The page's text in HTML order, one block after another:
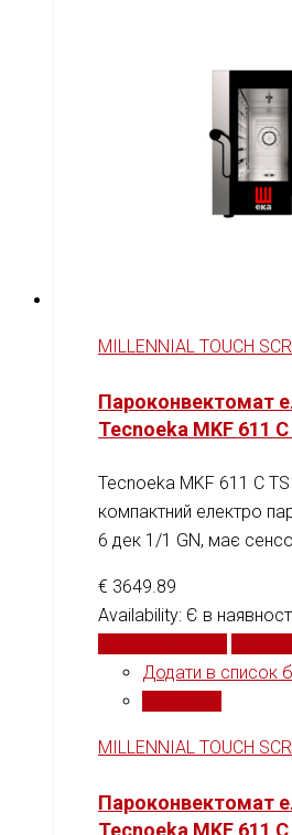
MILLENNIAL TOUCH
Пароконвектомат
Tecnoeka MKF 611
Tecnoeka MKF 611 C
компактний електро
6 дек 1/1 GN, має
€ 3649.89
Availability: Є в
Додати в список
MILLENNIAL TOUCH
Пароконвектомат
Tecnoeka MKF 611